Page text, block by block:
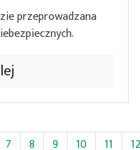
przeprowadzana
7 8 9 10 11
12